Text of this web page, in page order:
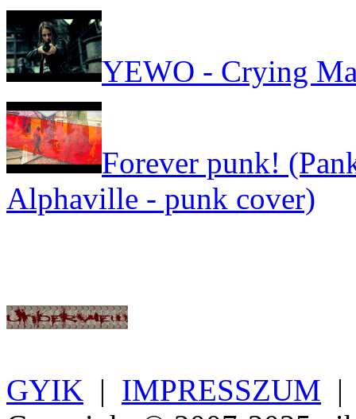
YEWO - Crying
Forever punk!
Alphaville - punk cover)
GYIK | IMPRESSZUM